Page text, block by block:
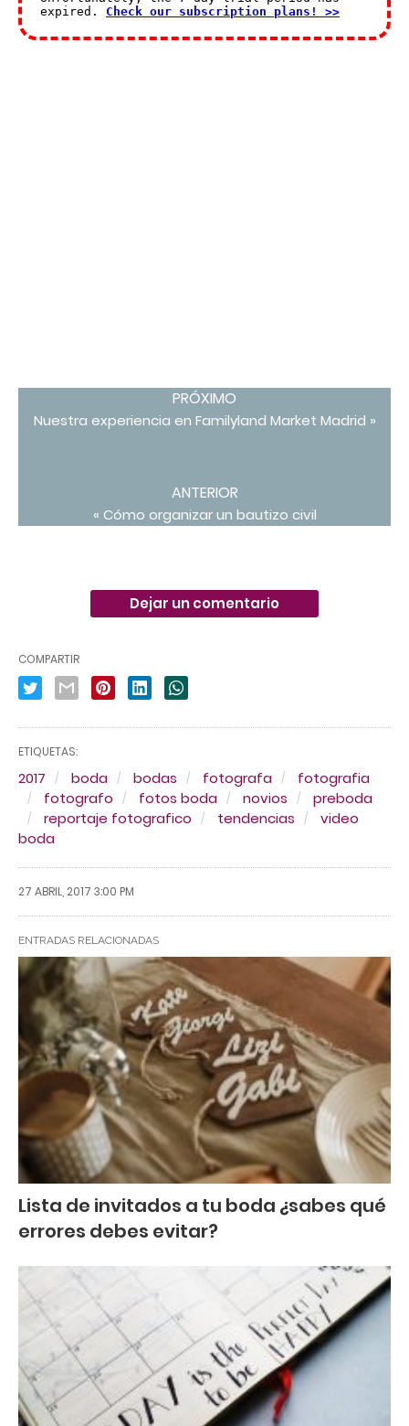
PRÓXIMO
Nuestra experiencia en Familyland Market Madrid »
ANTERIOR
« Cómo organizar un bautizo civil
Dejar un comentario
COMPARTIR
ETIQUETAS:
2017 boda bodas fotografa
fotografia
fotografo
fotos boda novios
preboda
reportaje fotografico
tendencias
video
boda
27 ABRIL, 2017 3:00 PM
ENTRADAS RELACIONADAS
Lista de invitados a tu boda ¿sabes qué
errores debes evitar?